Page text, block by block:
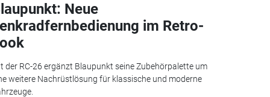
Neue
im Retro-
der RC-26 ergänzt Blaupunkt seine Zubehörpalette um
weitere Nachrüstlösung für klassische und moderne